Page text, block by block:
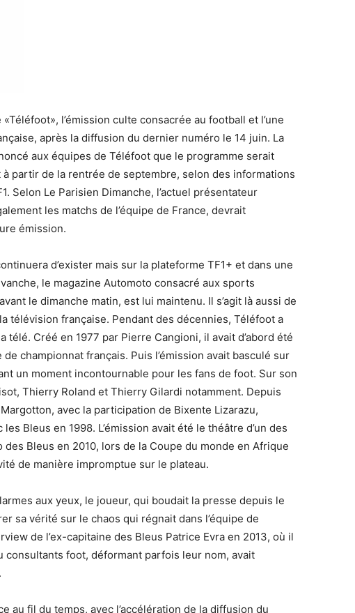
l’émission culte consacrée au football et l’une
après la diffusion du dernier numéro le 14 juin. La
aux équipes de Téléfoot que le programme serait
partir de la rentrée de septembre, selon des informations
Selon Le Parisien Dimanche, l’actuel présentateur
les matchs de l’équipe de France, devrait
émission.
d’exister mais sur la plateforme TF1+ et dans une
le magazine Automoto consacré aux sports
le dimanche matin, est lui maintenu. Il s’agit là aussi de
télévision française. Pendant des décennies, Téléfoot a
Créé en 1977 par Pierre Cangioni, il avait d’abord été
championnat français. Puis l’émission avait basculé sur
un moment incontournable pour les fans de foot. Sur son
Thierry Roland et Thierry Gilardi notamment. Depuis
avec la participation de Bixente Lizarazu,
Bleus en 1998. L’émission avait été le théâtre d’un des
Bleus en 2010, lors de la Coupe du monde en Afrique
de manière impromptue sur le plateau.
aux yeux, le joueur, qui boudait la presse depuis le
sa vérité sur le chaos qui régnait dans l’équipe de
de l’ex-capitaine des Bleus Patrice Evra en 2013, où il
consultants foot, déformant parfois leur nom, avait
au fil du temps, avec l’accélération de la diffusion du